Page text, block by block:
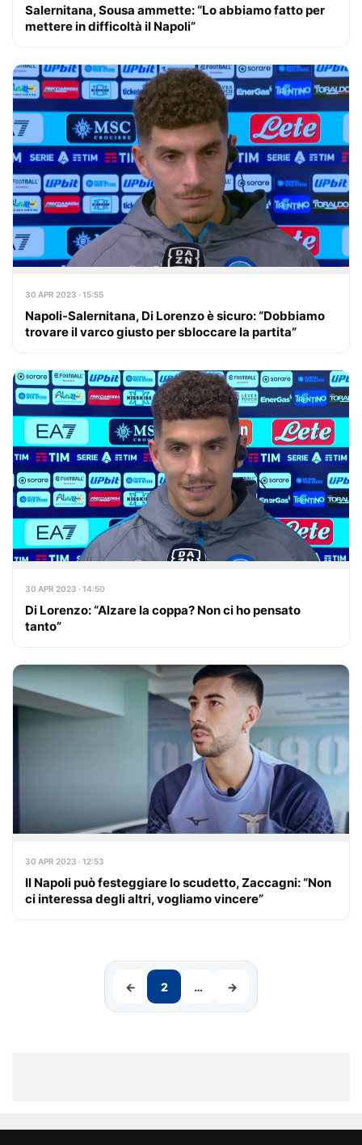
Salernitana, Sousa ammette: “Lo abbiamo fatto per
mettere in difficoltà il Napoli”
30 APR 2023 · 15:55
Napoli-Salernitana, Di Lorenzo è sicuro: “Dobbiamo
trovare il varco giusto per sbloccare la partita”
30 APR 2023 · 14:50
Di Lorenzo: “Alzare la coppa? Non ci ho pensato
tanto”
30 APR 2023 · 12:53
Il Napoli può festeggiare lo scudetto, Zaccagni: “Non
ci interessa degli altri, vogliamo vincere”
← 2 … →